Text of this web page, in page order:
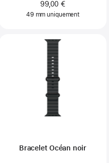
99,00 €
49 mm uniquement
Bracelet Océan noir